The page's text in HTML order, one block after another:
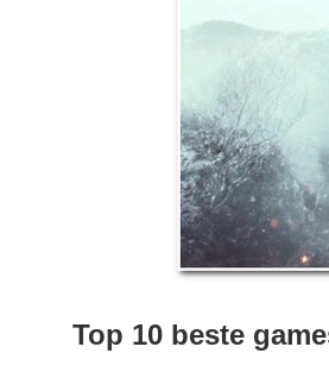
Top 10 beste